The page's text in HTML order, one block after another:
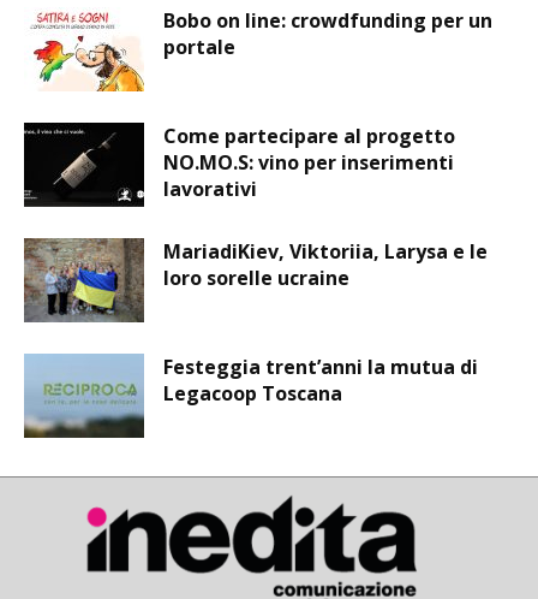
Bobo on line: crowdfunding per un
portale
Come partecipare al progetto
NO.MO.S: vino per inserimenti
lavorativi
MariadiKiev, Viktoriia, Larysa e le
loro sorelle ucraine
Festeggia trent’anni la mutua di
Legacoop Toscana